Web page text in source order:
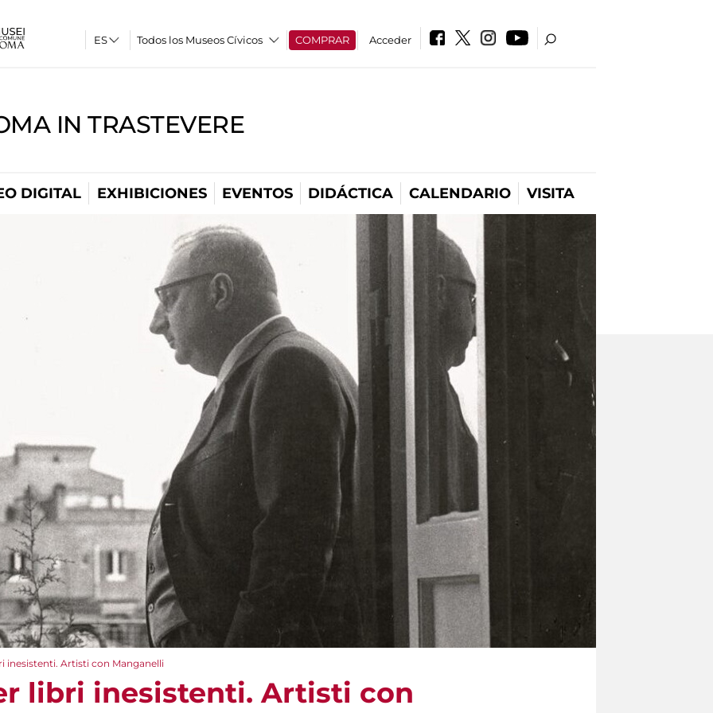
Todos los Museos Cívicos COMPRAR Acceder
IN TRASTEVERE
DIGITAL EXHIBICIONES EVENTOS DIDÁCTICA CALENDARIO VISITA
inesistenti. Artisti con Manganelli
libri inesistenti. Artisti con